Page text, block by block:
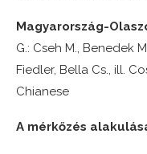
Magyarország-
G.: Cseh M., Benedek
Fiedler, Bella Cs., ill.
Chianese
A mérkőzés